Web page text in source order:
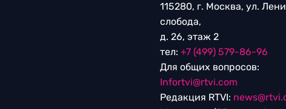
115280, г. Москва, ул.
слобода,
д. 26, этаж 2
тел: +7 (499) 579-86-96
Для общих вопросов:
Infortvi@rtvi.com
Редакция RTVI: